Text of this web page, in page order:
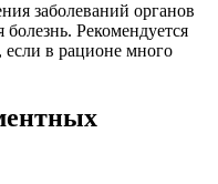
заболеваний органов
Рекомендуется
если в рационе много